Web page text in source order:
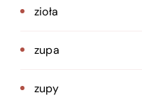
zioła
zupa
zupy